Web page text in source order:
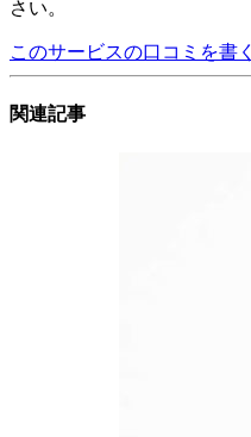
さい。
このサービスの口コミを書く
関連記事